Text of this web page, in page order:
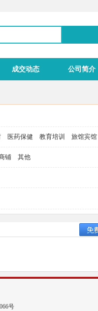
成交动态 公司简介
医药保健 教育培训 旅馆宾馆
铺 其他
号